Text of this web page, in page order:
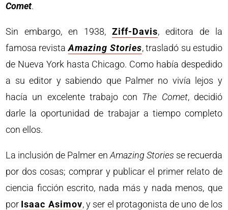
Comet.
Sin embargo, en 1938, Ziff-Davis, editora de la
famosa revistaAmazing Stories, trasladó su estudio
de Nueva York hasta Chicago. Como había despedido
a su editor y sabiendo que Palmer no vivía lejos y
hacía un excelente trabajo con The Comet, decidió
darle la oportunidad de trabajar a tiempo completo
con ellos.
La inclusión de Palmer en Amazing Stories se recuerda
por dos cosas; comprar y publicar el primer relato de
ciencia ficción escrito, nada más y nada menos, que
por Isaac Asimov, y ser el protagonista de uno de los